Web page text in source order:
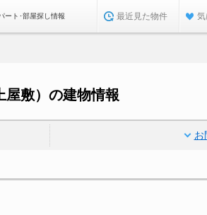
ート･部屋探し情報 最近見た物件 気
屋敷）の建物情報
お